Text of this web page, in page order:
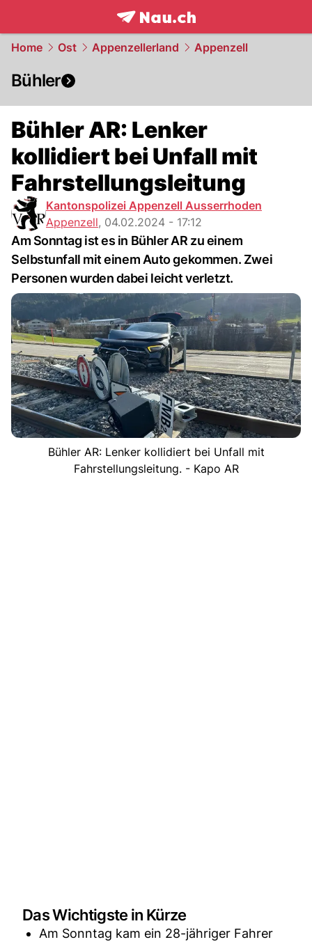
frontpage.NAU.ch
Home Ost Appenzellerland Appenzell
Bühler
Bühler AR: Lenker
kollidiert bei Unfall mit
Fahrstellungsleitung
Kantonspolizei Appenzell Ausserrhoden
Appenzell, 04.02.2024 - 17:12
Am Sonntag ist es in Bühler AR zu einem
Selbstunfall mit einem Auto gekommen. Zwei
Personen wurden dabei leicht verletzt.
Bühler AR: Lenker kollidiert bei Unfall mit
Fahrstellungsleitung. - Kapo AR
Das Wichtigste in Kürze
Am Sonntag kam ein 28-jähriger Fahrer